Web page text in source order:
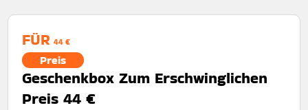
FÜR 44 €
Preis
Geschenkbox Zum Erschwinglichen
Preis 44 €